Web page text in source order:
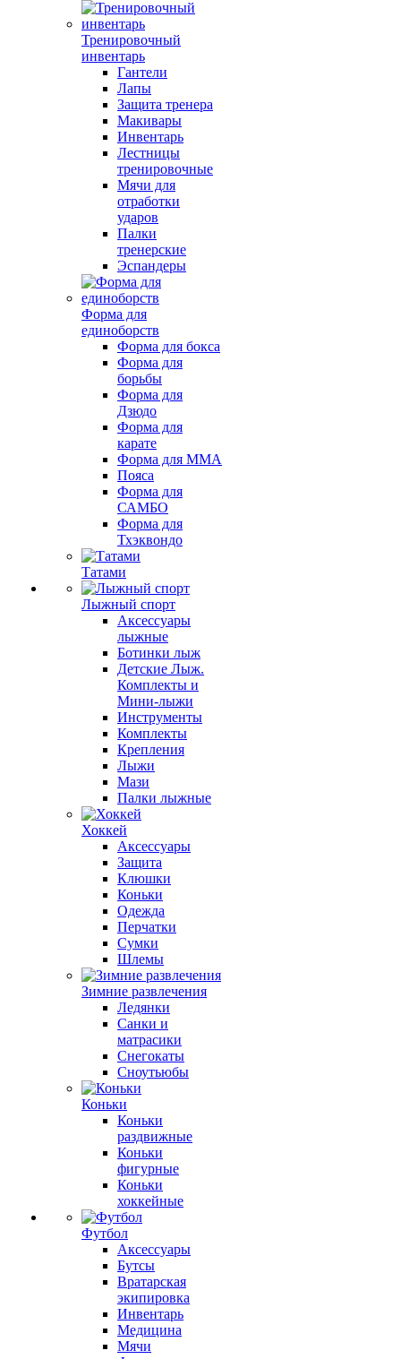
Тренировочный
инвентарь
Гантели
Лапы
Защита тренера
Макивары
Инвентарь
Лестницы
тренировочные
Мячи для
отработки
ударов
Палки
тренерские
Эспандеры
Форма для
единоборств
Форма для бокса
Форма для
борьбы
Форма для
Дзюдо
Форма для
карате
Форма для MMA
Пояса
Форма для
САМБО
Форма для
Тхэквондо
Татами
Лыжный спорт
Аксессуары
лыжные
Ботинки лыж
Детские Лыж.
Комплекты и
Мини-лыжи
Инструменты
Комплекты
Крепления
Лыжи
Мази
Палки лыжные
Хоккей
Аксессуары
Защита
Клюшки
Коньки
Одежда
Перчатки
Сумки
Шлемы
Зимние развлечения
Ледянки
Санки и
матрасики
Снегокаты
Сноутьюбы
Коньки
Коньки
раздвижные
Коньки
фигурные
Коньки
хоккейные
Футбол
Аксессуары
Бутсы
Вратарская
экипировка
Инвентарь
Медицина
Мячи